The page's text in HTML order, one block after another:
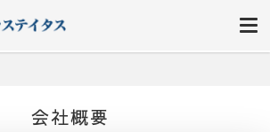
ラステイタス
大切にする企業
会社概要